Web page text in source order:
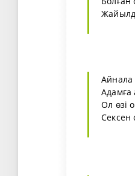
Айнала
Адамға
Ол өзі
Сексен